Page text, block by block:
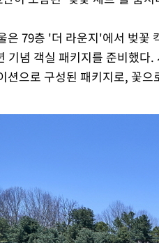
은 79층 '더 라운지'에서 벚꽃
기념 객실 패키지를 준비했
션으로 구성된 패키지로, 꽃